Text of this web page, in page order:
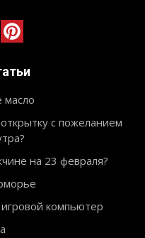
масло
с пожеланием
на 23 февраля?
компьютер